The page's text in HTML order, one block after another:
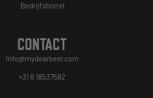
Bedrijfsborrel
CONTACT
info@mydearbeer.com
+31 6 18537582